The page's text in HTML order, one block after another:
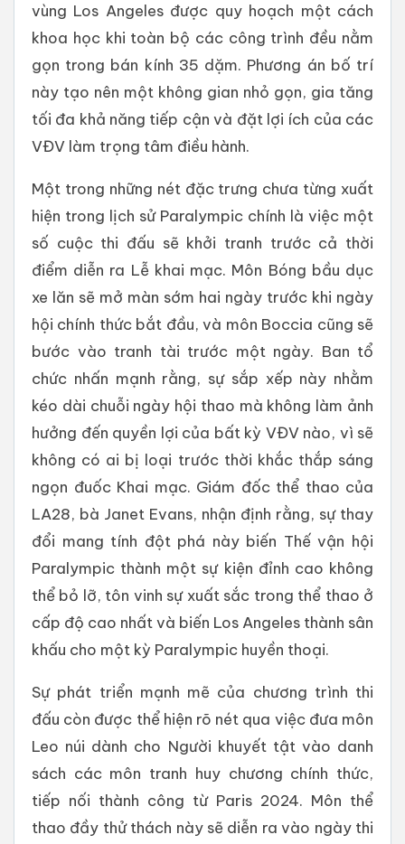
vùng Los Angeles được quy hoạch một cách
khoa học khi toàn bộ các công trình đều nằm
gọn trong bán kính 35 dặm. Phương án bố trí
này tạo nên một không gian nhỏ gọn, gia tăng
tối đa khả năng tiếp cận và đặt lợi ích của các
VĐV làm trọng tâm điều hành.
Một trong những nét đặc trưng chưa từng xuất
hiện trong lịch sử Paralympic chính là việc một
số cuộc thi đấu sẽ khởi tranh trước cả thời
điểm diễn ra Lễ khai mạc. Môn Bóng bầu dục
xe lăn sẽ mở màn sớm hai ngày trước khi ngày
hội chính thức bắt đầu, và môn Boccia cũng sẽ
bước vào tranh tài trước một ngày. Ban tổ
chức nhấn mạnh rằng, sự sắp xếp này nhằm
kéo dài chuỗi ngày hội thao mà không làm ảnh
hưởng đến quyền lợi của bất kỳ VĐV nào, vì sẽ
không có ai bị loại trước thời khắc thắp sáng
ngọn đuốc Khai mạc. Giám đốc thể thao của
LA28, bà Janet Evans, nhận định rằng, sự thay
đổi mang tính đột phá này biến Thế vận hội
Paralympic thành một sự kiện đỉnh cao không
thể bỏ lỡ, tôn vinh sự xuất sắc trong thể thao ở
cấp độ cao nhất và biến Los Angeles thành sân
khấu cho một kỳ Paralympic huyền thoại.
Sự phát triển mạnh mẽ của chương trình thi
đấu còn được thể hiện rõ nét qua việc đưa môn
Leo núi dành cho Người khuyết tật vào danh
sách các môn tranh huy chương chính thức,
tiếp nối thành công từ Paris 2024. Môn thể
thao đầy thử thách này sẽ diễn ra vào ngày thi